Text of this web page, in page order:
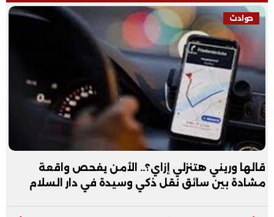
إزاي؟.. الأمن يفحص واقعة
ذكي وسيدة في دار السلام
فيديو
عبد الله الأول
فيديو